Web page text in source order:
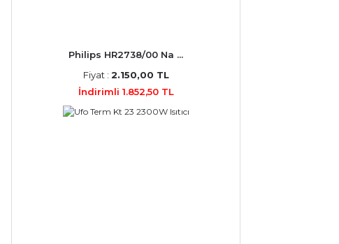
Philips HR2738/00 Na ...
Fiyat : 2.150,00 TL
İndirimli 1.852,50 TL